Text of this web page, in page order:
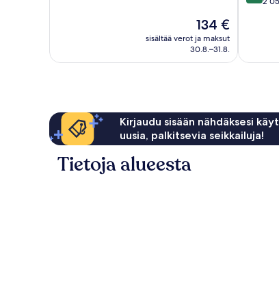
Hinta
on
134 €
134 €
sisältää verot ja maksut
30.8.–31.8.
Kirjaudu sisään nähdäksesi
uusia, palkitsevia seikkailuja!
Tietoja alueesta